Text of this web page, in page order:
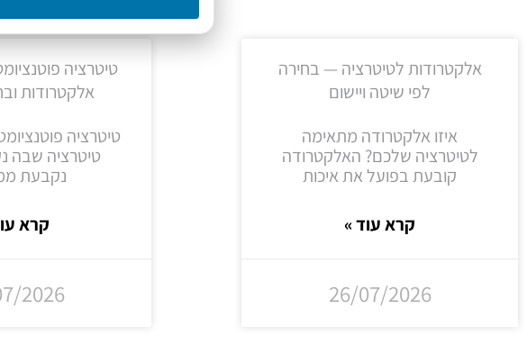
אלקטרודות לטיטרציה — בחירה
לפי שיטה ויישום
איזו אלקטרודה מתאימה
לטיטרציה שלכם? האלקטרודה
קובעת בפועל את איכות
קרא עוד »
26/07/2026
טיטרציה
אלקטרודות
טיטרציה
טיטרציה שבה
נקבעת
קרא
2026